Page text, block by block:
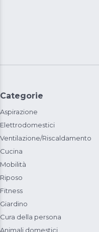
Categorie
Aspirazione
Elettrodomestici
Ventilazione/Riscaldamento
Cucina
Mobilità
Riposo
Fitness
Giardino
Cura della persona
Animali domestici